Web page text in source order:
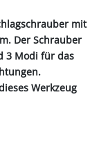
mit
Der Schrauber
3 Modi für das
Werkzeug